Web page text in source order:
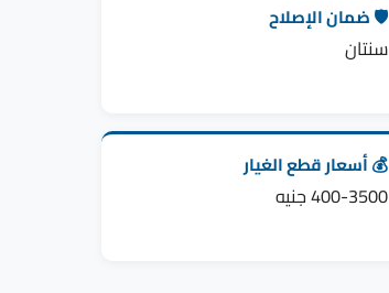
🛡️ ضمان الإصلاح
سنتان
💰 أسعار قطع الغيار
400-3500 جنيه